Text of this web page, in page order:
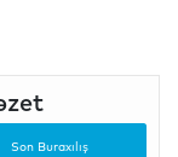
Son Buraxılış